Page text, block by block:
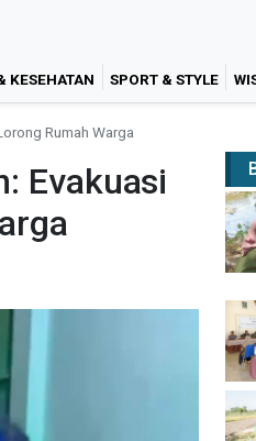
KESEHATAN SPORT & STYLE
Rumah Warga
Evakuasi